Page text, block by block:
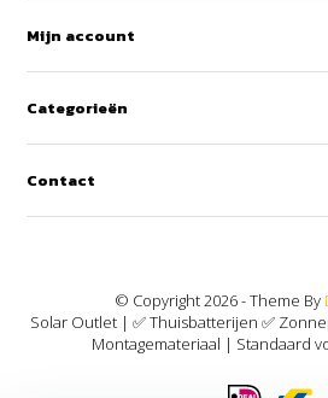
Mijn account
Categorieën
Contact
© Copyright 2026 - Theme By
Solar Outlet | ✅ Thuisbatterijen ✅
Montagemateriaal | Standaard